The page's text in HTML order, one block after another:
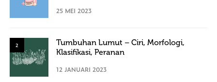
25 MEI 2023
2
Tumbuhan Lumut – Ciri, Morfologi,
Klasifikasi, Peranan
12 JANUARI 2023